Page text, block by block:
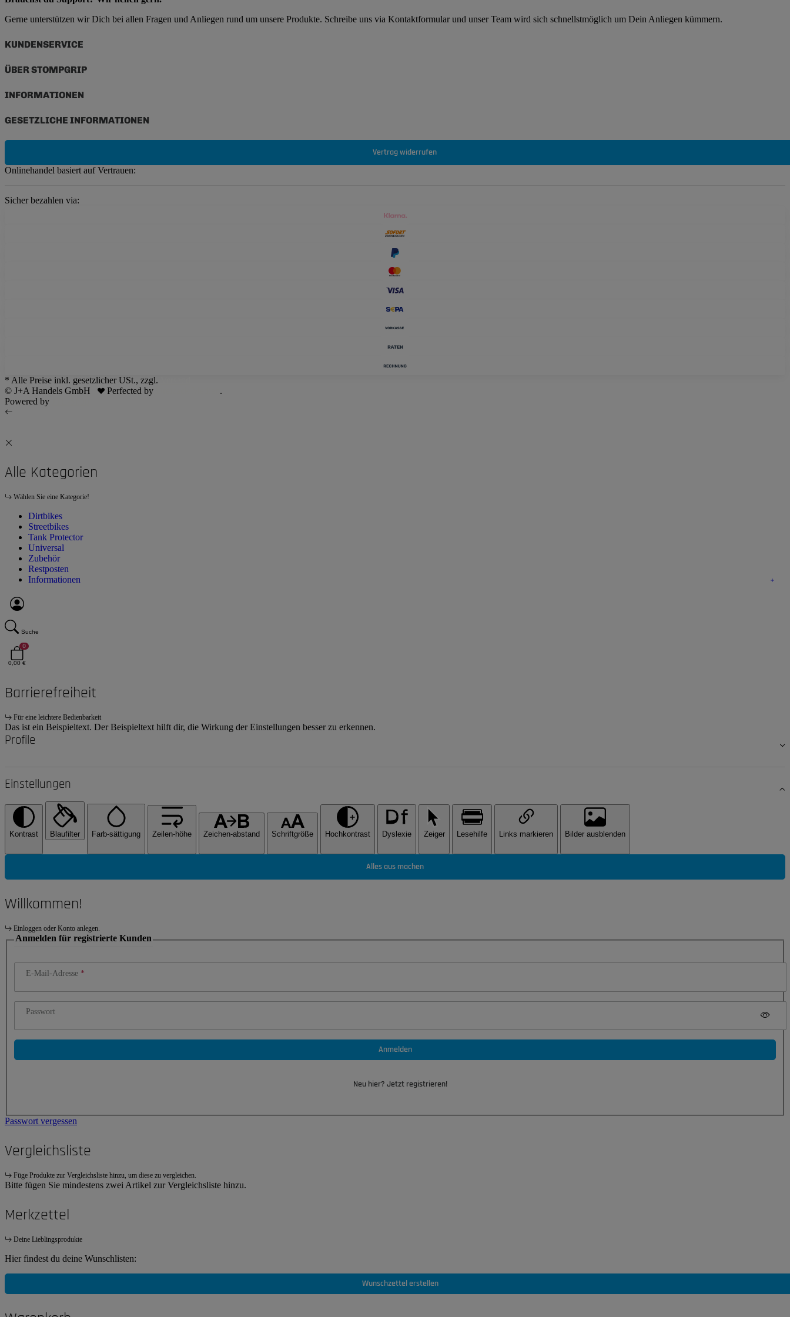
Gerne unterstützen wir Dich bei allen Fragen und Anliegen rund um unsere Produkte. Schreibe uns via Kontaktformular und unser Team wird sich schnellstmöglich um Dein Anliegen kümmern.
KUNDENSERVICE
ÜBER STOMPGRIP
INFORMATIONEN
GESETZLICHE INFORMATIONEN
Vertrag widerrufen
Onlinehandel basiert auf Vertrauen:
Sicher bezahlen via:
* Alle Preise inkl. gesetzlicher USt., zzgl.
© J+A Handels GmbH
Perfected by
.
Powered by
Alle Kategorien
Wählen Sie eine Kategorie!
Dirtbikes
Streetbikes
Tank Protector
Universal
Zubehör
Restposten
Informationen
Suche
0
0,00 €
Barrierefreiheit
Für eine leichtere Bedienbarkeit
Das ist ein Beispieltext. Der Beispieltext hilft dir, die Wirkung der Einstellungen besser zu erkennen.
Profile
Einstellungen
Kontrast Blaufilter Farb-sättigung Zeilen-höhe Zeichen-abstand Schriftgröße Hochkontrast Dyslexie Zeiger Lesehilfe Links markieren Bilder ausblenden
Alles aus machen
Willkommen!
Einloggen oder Konto anlegen.
Anmelden für registrierte Kunden
E-Mail-Adresse
Passwort
Anmelden
Neu hier? Jetzt registrieren!
Passwort vergessen
Vergleichsliste
Füge Produkte zur Vergleichsliste hinzu, um diese zu vergleichen.
Bitte fügen Sie mindestens zwei Artikel zur Vergleichsliste hinzu.
Merkzettel
Deine Lieblingsprodukte
Hier findest du deine Wunschlisten:
Wunschzettel erstellen